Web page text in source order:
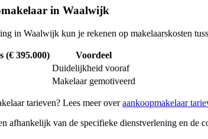
in Waalwijk
in Waalwijk kun je rekenen op makelaarskosten
(€ 395.000)
Voordeel
Duidelijkheid vooraf
Makelaar gemotiveerd
tarieven? Lees meer overaankoopmakelaar
afhankelijk van de specifieke dienstverlening en de